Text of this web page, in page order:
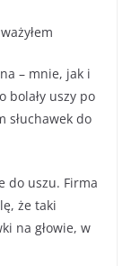
– mnie, jak i
bolały uszy po
słuchawek do
do uszu. Firma
że taki
na głowie, w